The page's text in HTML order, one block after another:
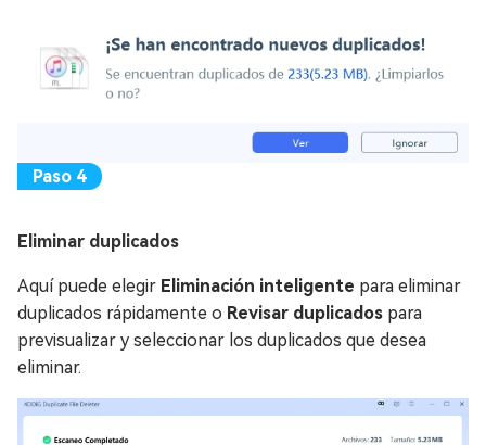
Eliminar duplicados
Aquí puede elegir Eliminación inteligente para eliminar
duplicados rápidamente o Revisar duplicados para
previsualizar y seleccionar los duplicados que desea
eliminar.